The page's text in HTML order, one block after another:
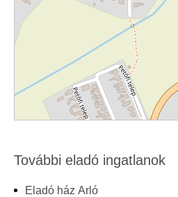
További eladó ingatlanok
Eladó ház Arló